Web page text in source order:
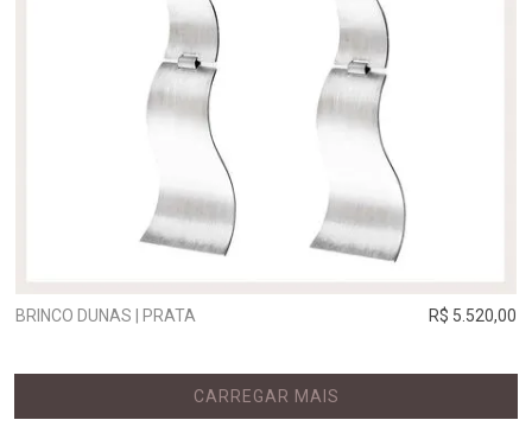
BRINCO DUNAS | PRATA R$ 5.520,00
CARREGAR MAIS